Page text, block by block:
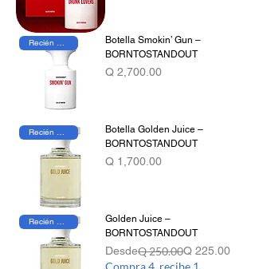
quienes buscan diferenciarse sin
compromisos.
Recién Llegado
Botella Smokin’ Gun –
BORNTOSTANDOUT
Precio
Q 2,700.00
Recién Llegado
Botella Golden Juice –
BORNTOSTANDOUT
Precio
Q 1,700.00
Recién Llegado
Golden Juice –
BORNTOSTANDOUT
Desde
PrecioQ 250.00Q 225.00
Precio de
Compra 4, recibe 1